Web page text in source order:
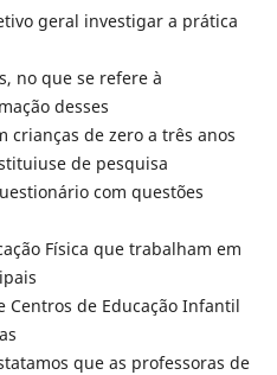
geral investigar a prática
no que se refere à
desses
crianças de zero a três anos
de pesquisa
com questões
Física que trabalham em
Centros de Educação Infantil
que as professoras de